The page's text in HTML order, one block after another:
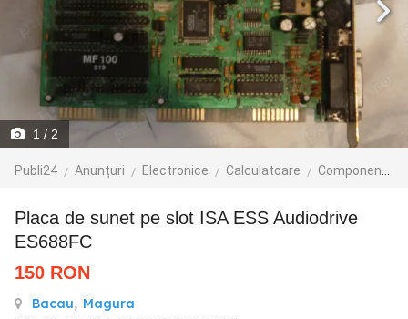
1 / 2
Publi24 Anunțuri Electronice Calculatoare Componente
placa de sunet pe slot ISA ESS Audiodrive
ES688FC
150 RON
Bacau, Magura